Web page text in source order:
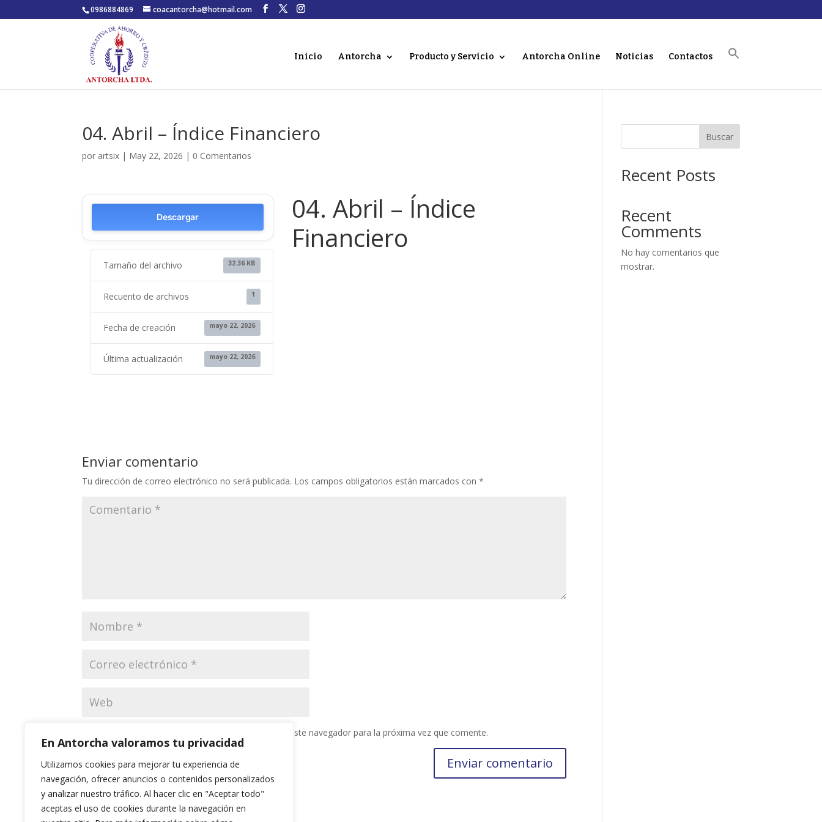
En Antorcha valoramos tu privacidad
Utilizamos cookies para mejorar tu experiencia de
navegación, ofrecer anuncios o contenidos personalizados
y analizar nuestro tráfico. Al hacer clic en "Aceptar todo"
aceptas el uso de cookies durante la navegación en
0986884869 coacantorcha@hotmail.com
Inicio Antorcha Producto y Servicio Antorcha Online Noticias Contactos
04. Abril – Índice Financiero
por artsix | May 22, 2026 | 0 Comentarios
Descargar
Tamaño del archivo 32.36 KB
Recuento de archivos 1
Fecha de creación mayo 22, 2026
Última actualización mayo 22, 2026
04. Abril – Índice
Financiero
Enviar comentario
Tu dirección de correo electrónico no será publicada. Los campos obligatorios están marcados con*
Guarda mi nombre, correo electrónico y web en este navegador para la próxima vez que comente.
Buscar
Recent Posts
Recent
Comments
No hay comentarios que
mostrar.